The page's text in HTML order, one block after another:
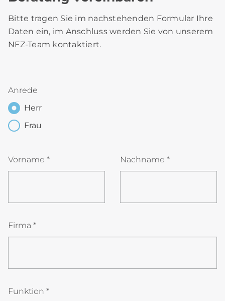
Bitte tragen Sie im nachstehenden Formular Ihre
Daten ein, im Anschluss werden Sie von unserem
NFZ-Team kontaktiert.
Anrede
Herr
Frau
Vorname * Nachname *
Firma *
Funktion *